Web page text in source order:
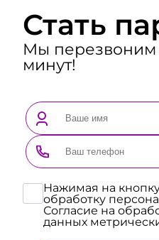
Стать
Мы перезвоним
минут!
Нажимая на
обработку
Согласие на
данных